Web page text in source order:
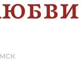
МСК